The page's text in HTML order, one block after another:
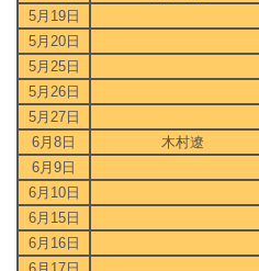
5月19日
5月20日
5月25日
5月26日
5月27日
6月8日
木村遼
6月9日
6月10日
6月15日
6月16日